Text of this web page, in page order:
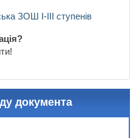
ЗОШ І-ІІІ ступенів
документа